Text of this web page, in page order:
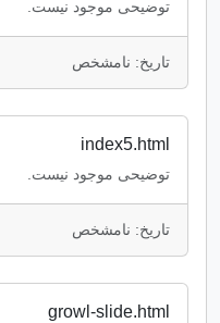
توضیحی موجود نیست.
تاریخ: نامشخص
index5.html
توضیحی موجود نیست.
تاریخ: نامشخص
growl-slide.html